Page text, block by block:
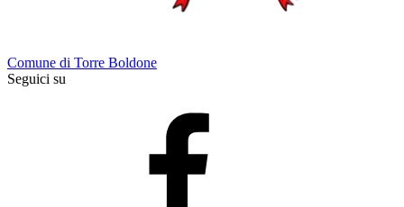
Comune di Torre Boldone
Seguici su